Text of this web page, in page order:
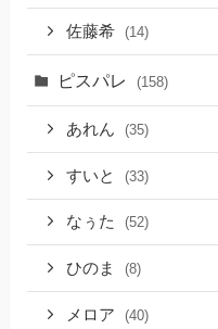
佐藤希 (14)
ピスパレ (158)
あれん (35)
すいと (33)
なぅた (52)
ひのま (8)
メロア (40)